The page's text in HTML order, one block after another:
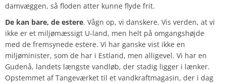
damvæggen, så floden atter kunne flyde frit.
De kan bare, de estere. Vågn op, vi danskere. Vis verden, at vi
ikke er et miljømæssigt U-land, men helt på omgangshøjde
med de fremsynede estere. Vi har ganske vist ikke en
miljøminister, som de har i Estland, men alligevel. Vi har en
Gudenå, landets længste vandløb, der stadig ligger i lænker.
Opstemmet af Tangeværket til et vandkraftmagasin, der i dag